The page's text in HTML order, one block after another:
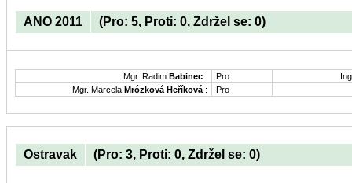
ANO 2011 (Pro: 5, Proti: 0, Zdržel se: 0)
Mgr. Radim Babinec : Pro
Mgr. Marcela Mrózková Heříková : Pro
Ostravak (Pro: 3, Proti: 0, Zdržel se: 0)